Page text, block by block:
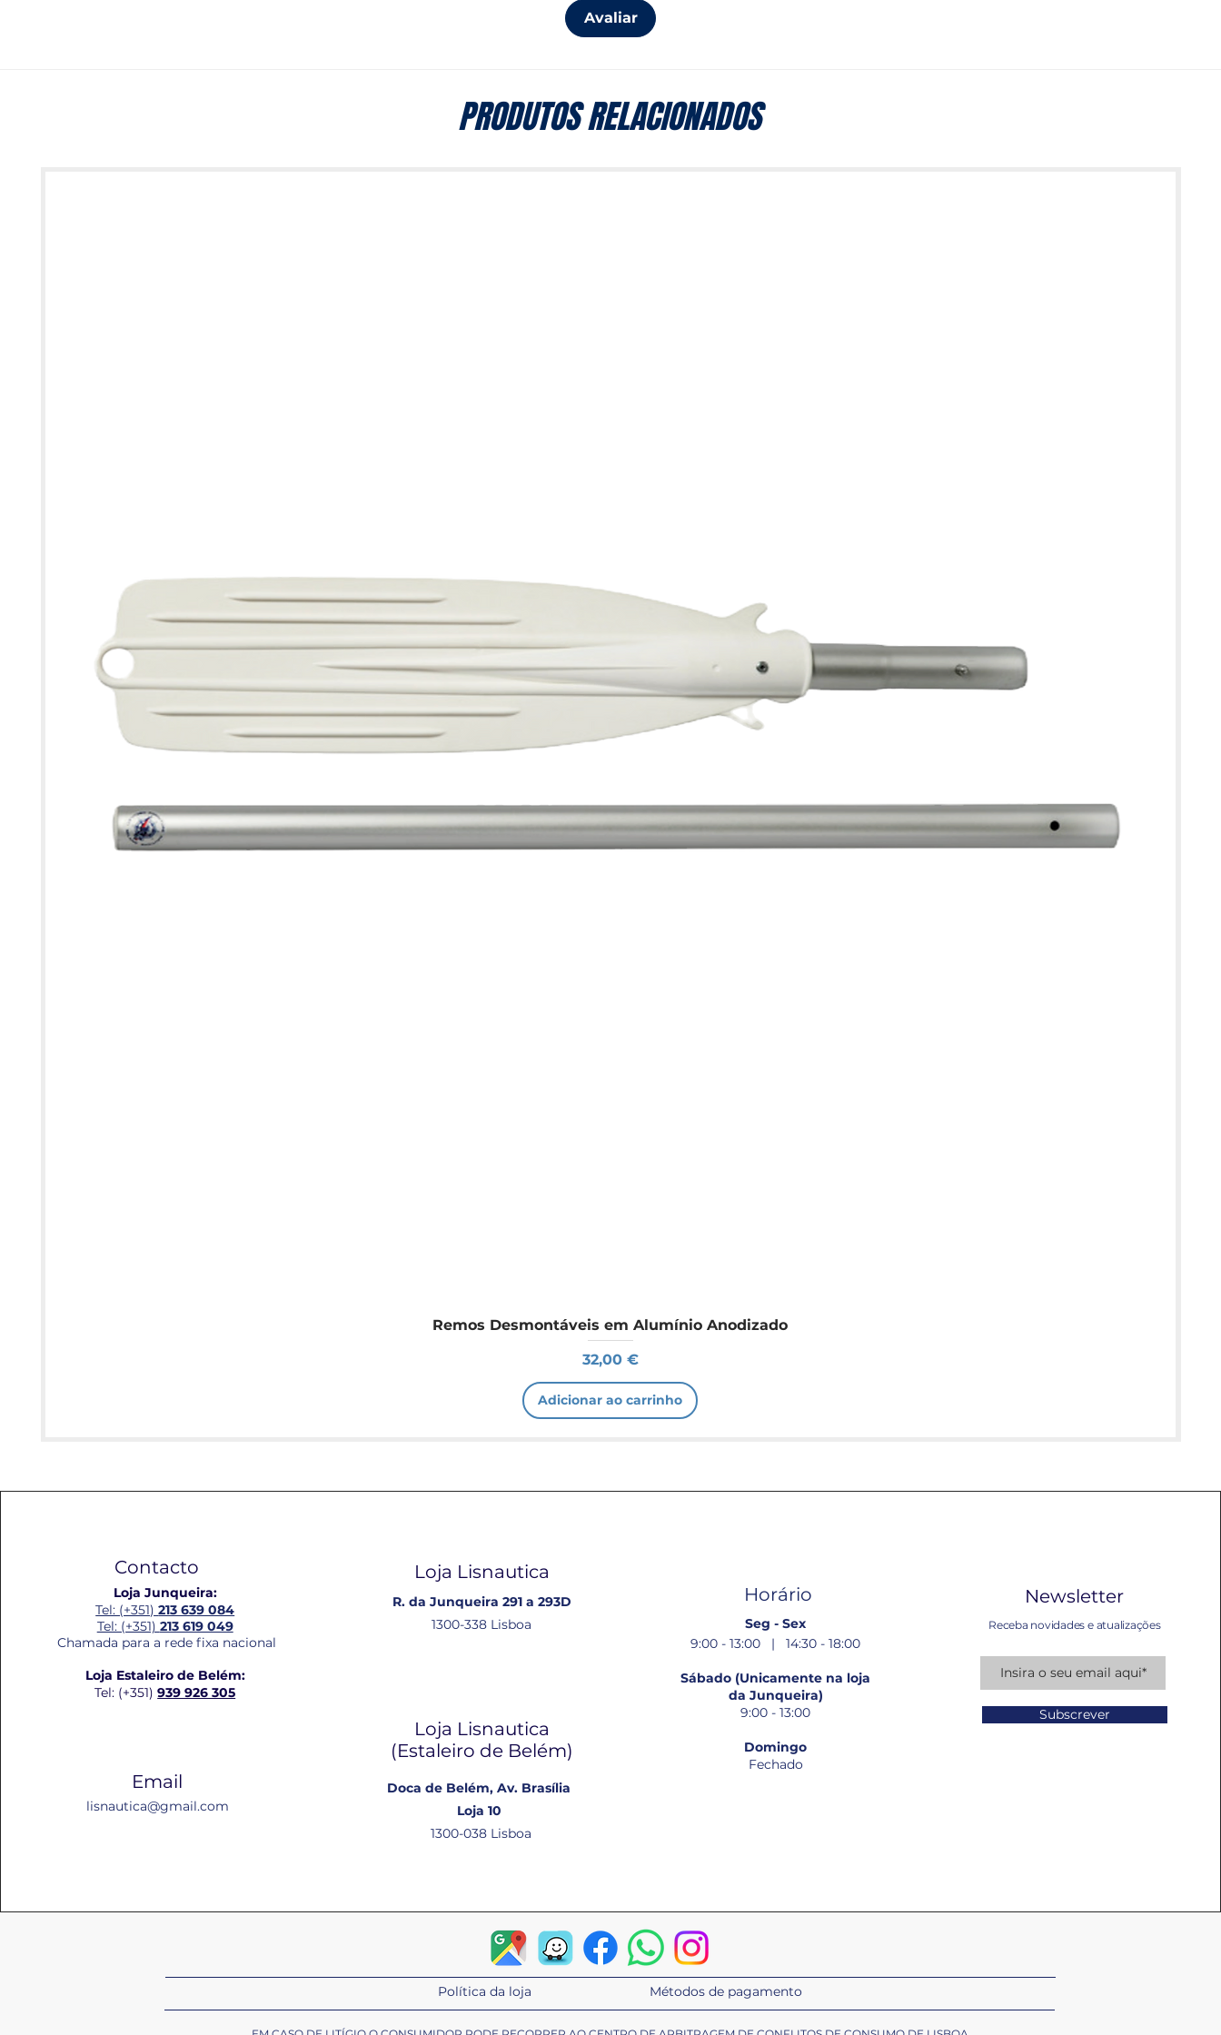
Avaliar
PRODUTOS RELACIONADOS
Remos Desmontáveis em Alumínio Anodizado
Preço
32,00 €
Adicionar ao carrinho
Contacto
Loja Junqueira:
Tel: (+351)213 639 084
Tel: (+351) 213 619 049
Chamada para a rede fixa nacional
Loja Estaleiro de Belém:
Tel: (+351)939 926 305
Email
lisnautica@gmail.com
Loja Lisnautica
R. da Junqueira 291 a 293D
1300-338 Lisboa
Loja Lisnautica
(Estaleiro de Belém​)
Doca de Belém, Av. Brasília
Loja 10
1300-038 Lisboa
Horário
Seg - Sex
9:00 - 13:00 | 14:30 - 18:00
Sábado (Unicamente na loja
da Junqueira)
9:00 - 13:00
Domingo
Fechado
Newsletter
Receba novidades e atualizações
Subscrever
Política da loja Métodos de pagamento